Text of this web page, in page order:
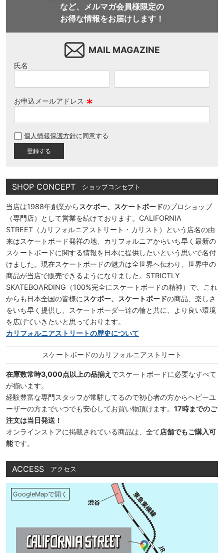
など、メルマガ会員様限定の
お得な情報をお届けします！
MAIL MAGAZINE
氏名
お申込メールアドレス
須
個人情報保護方針に同意する
SHOP CONCEPT ショップコンセプト
当店は1988年創業から スケボー、スケートボードのプロショップ
（専門店）として営業を続けております。CALIFORNIA
STREET（カリフォルニアストリート・カリスト）という店名の由
来はスケートボード発祥の地、カリフォルニアからいち早く最新の
スケートボードに関する情報を日本に提供したいという思いで名付
けました。現在スケートボードの魅力は全世界へ伝わり、世界中の
商品が当店で販売できるようになりました。STRICTLY
SKATEBOARDING（100%完全にスケートボードの精神）で、これ
からも日本全国の皆様に スケボー、スケートボードの商品、楽しさ
をいち早く提供し、スケートボーダー達の輪と共に、より良い環境
を広げていきたいと思っております。
カリフォルニアストリートの歴史について
スケートボードのカリフォルニアストリート
在庫数常時3,000点以上の品揃え でスケートボードに必要なすべて
が揃います。
経験豊富な専門スタッフが常駐してるので初心者の方からヘビーユ
ーザーの方までいつでも安心してお買い物頂けます。 17時までのご
注文は当日発送！
オンラインストアに掲載されている商品は、全て店舗でもご購入可
能です。
ACCESS アクセス
GoogleMapで開く